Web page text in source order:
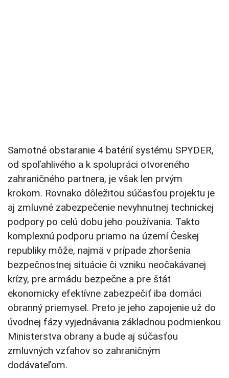
Samotné obstaranie 4 batérií systému SPYDER,
od spoľahlivého a k spolupráci otvoreného
zahraničného partnera, je však len prvým
krokom. Rovnako dôležitou súčasťou projektu je
aj zmluvné zabezpečenie nevyhnutnej technickej
podpory po celú dobu jeho používania. Takto
komplexnú podporu priamo na území Českej
republiky môže, najmä v prípade zhoršenia
bezpečnostnej situácie či vzniku neočakávanej
krízy, pre armádu bezpečne a pre štát
ekonomicky efektívne zabezpečiť iba domáci
obranný priemysel. Preto je jeho zapojenie už do
úvodnej fázy vyjednávania základnou podmienkou
Ministerstva obrany a bude aj súčasťou
zmluvných vzťahov so zahraničným
dodávateľom.